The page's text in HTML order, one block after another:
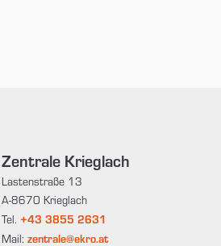
Zentrale Krieglach
Lastenstraße 13
A-8670 Krieglach
Tel. +43 3855 2631
Mail:zentrale@ekro.at